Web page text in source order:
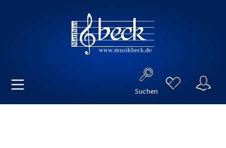
Suchen